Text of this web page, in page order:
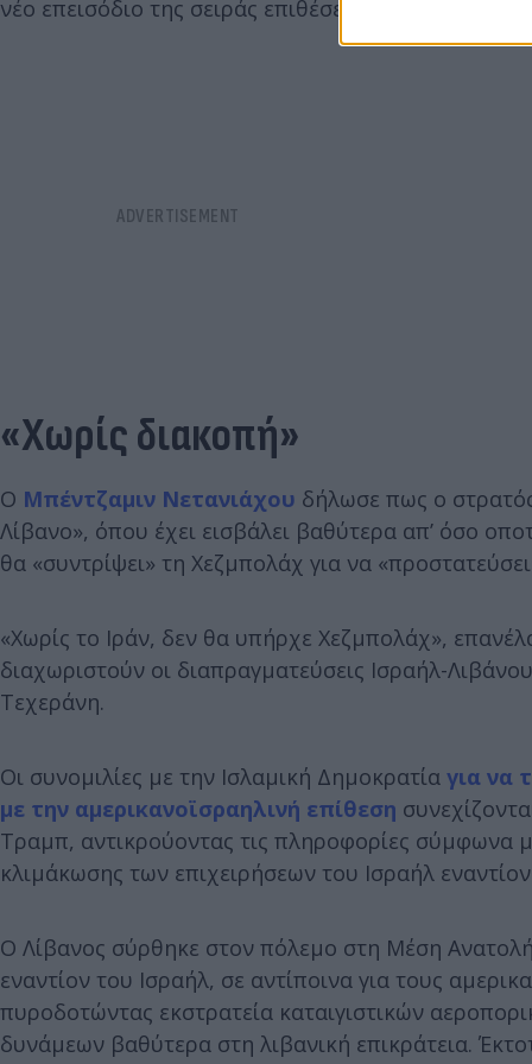
νέο επεισόδιο της σειράς επιθέσεων του
«Χωρίς διακοπή»
Ο Μπέντζαμιν Νετανιάχου δήλωσε πως ο
Λίβανο», όπου έχει εισβάλει βαθύτερα απ’ όσο
θα «συντρίψει» τη Χεζμπολάχ για να
«Χωρίς το Ιράν, δεν θα υπήρχε Χεζμπολάχ»,
διαχωριστούν οι διαπραγματεύσεις Ισραήλ-
Τεχεράνη.
Οι συνομιλίες με την Ισλαμική Δημοκρατία για να
με την αμερικανοϊσραηλινή επίθεση
Τραμπ, αντικρούοντας τις πληροφορίες σύμφωνα
κλιμάκωσης των επιχειρήσεων του Ισραήλ
Ο Λίβανος σύρθηκε στον πόλεμο στη Μέση
εναντίον του Ισραήλ, σε αντίποινα για τους
πυροδοτώντας εκστρατεία καταιγιστικών
δυνάμεων βαθύτερα στη λιβανική επικράτεια.